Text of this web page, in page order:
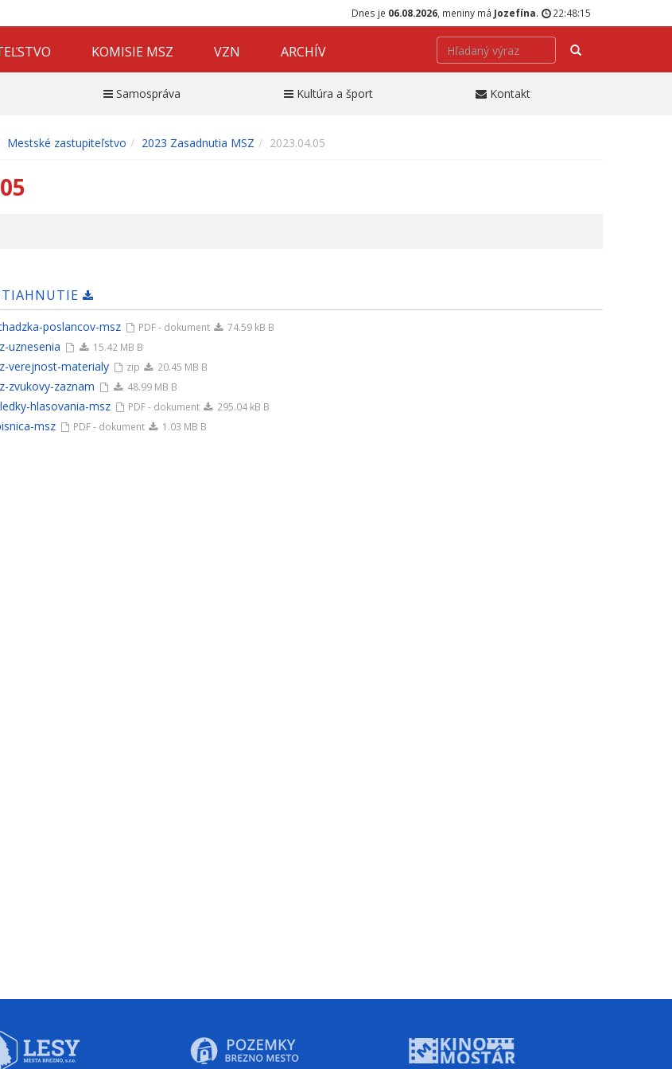
Dnes je 06.08.2026 , meniny má Jozefína. 22:48:15
KOMISIE MSZ VZN ARCHÍV Hľadať
Samospráva Kultúra a šport Kontakt
Mestské zastupiteľstvo 2023 Zasadnutia MSZ 2023.04.05
poslancov-msz PDF - dokument 74.59 kB B
uznesenia 15.42 MB B
verejnost-materialy zip 20.45 MB B
zvukovy-zaznam 48.99 MB B
hlasovania-msz PDF - dokument 295.04 kB B
msz PDF - dokument 1.03 MB B